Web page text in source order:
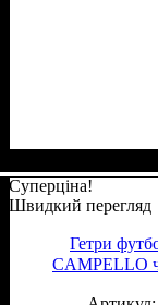
Суперціна!
Швидкий перегляд
Гетри
CAMPELLO